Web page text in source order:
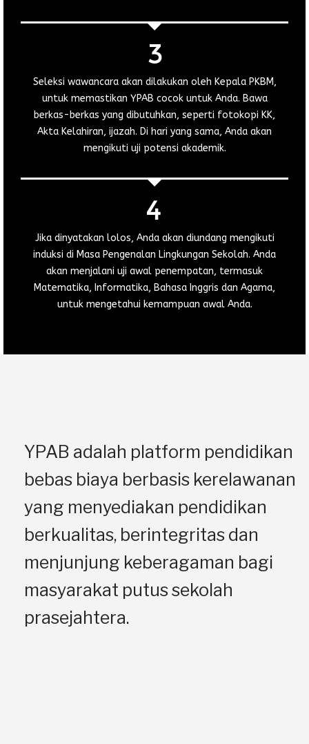
Seleksi wawancara akan dilakukan oleh Kepala PKBM,
untuk memastikan YPAB cocok untuk Anda. Bawa
berkas-berkas yang dibutuhkan, seperti fotokopi KK,
Akta Kelahiran, ijazah. Di hari yang sama, Anda akan
mengikuti uji potensi akademik.
Jika dinyatakan lolos, Anda akan diundang mengikuti
induksi di Masa Pengenalan Lingkungan Sekolah. Anda
akan menjalani uji awal penempatan, termasuk
Matematika, Informatika, Bahasa Inggris dan Agama,
untuk mengetahui kemampuan awal Anda.
YPAB adalah platform pendidikan
bebas biaya berbasis kerelawanan
yang menyediakan pendidikan
berkualitas, berintegritas dan
menjunjung keberagaman bagi
masyarakat putus sekolah
prasejahtera.